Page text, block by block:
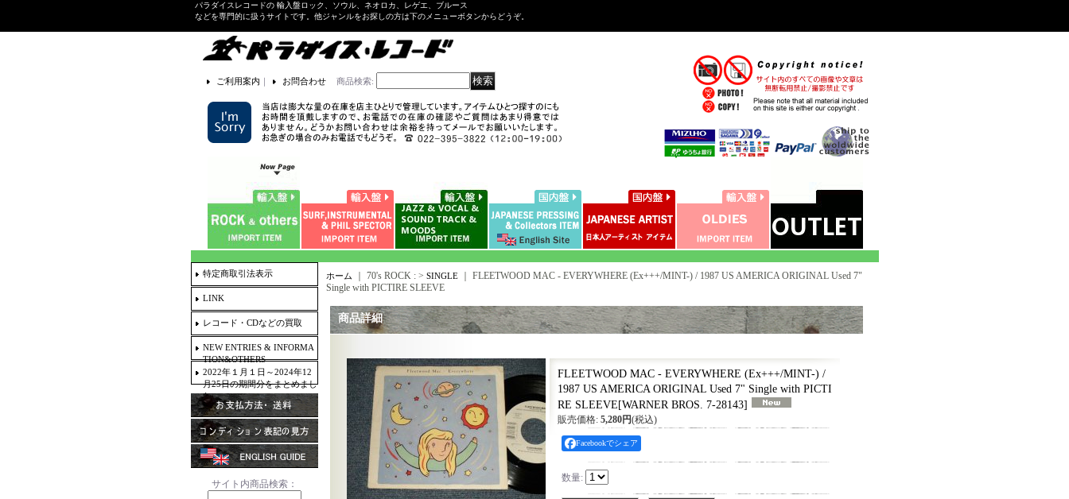
パラダイスレコードの 輸入盤ロック、ソウル、ネオロカ、レゲエ、ブルース
などを専門的に扱うサイトです。他ジャンルをお探しの方は下のメニューボタンからどうぞ。
ご利用案内 ｜ お問合わせ 商品検索:
特定商取引法表示
LINK
レコード・CDなどの買取
NEW ENTRIES & INFORMA
TION&OTHERS
2022年１月１日～2024年12
月25日の期間分をまとめまし
た。
サイト内商品検索：
ホーム ｜ 70's ROCK : > SINGLE｜ FLEETWOOD MAC - EVERYWHERE (Ex+++/MINT-) / 1987 US AMERICA ORIGINAL Used 7"
Single with PICTIRE SLEEVE
商品詳細
FLEETWOOD MAC - EVERYWHERE (Ex+++/MINT-) /
1987 US AMERICA ORIGINAL Used 7" Single with PICTI
RE SLEEVE [WARNER BROS. 7-28143]
販売価格: 5,280円(税込)
Facebookでシェア
数量: